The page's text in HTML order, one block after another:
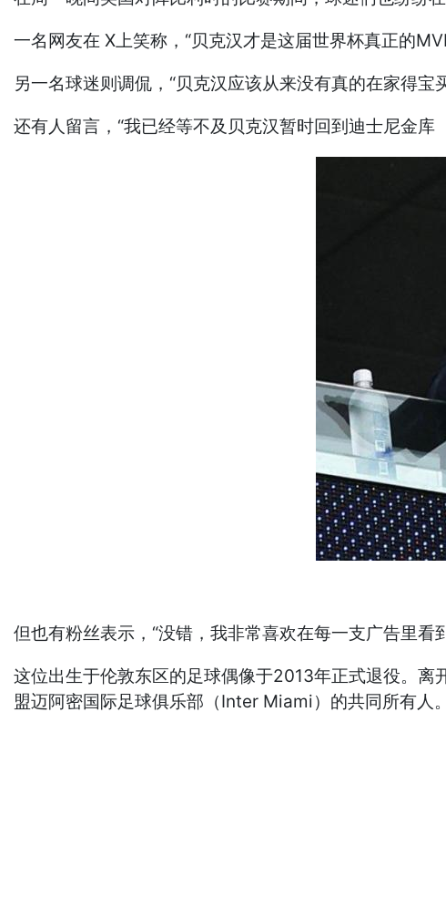
一名网友在 X上笑称，“贝克汉才是这届世界杯真正的
另一名球迷则调侃，“贝克汉应该从来没有真的在家得宝
还有人留言，“我已经等不及贝克汉暂时回到迪士尼金
但也有粉丝表示，“没错，我非常喜欢在每一支广告里看
这位出生于伦敦东区的足球偶像于2013年正式退役。
盟迈阿密国际足球俱乐部（Inter Miami）的共同所有人。